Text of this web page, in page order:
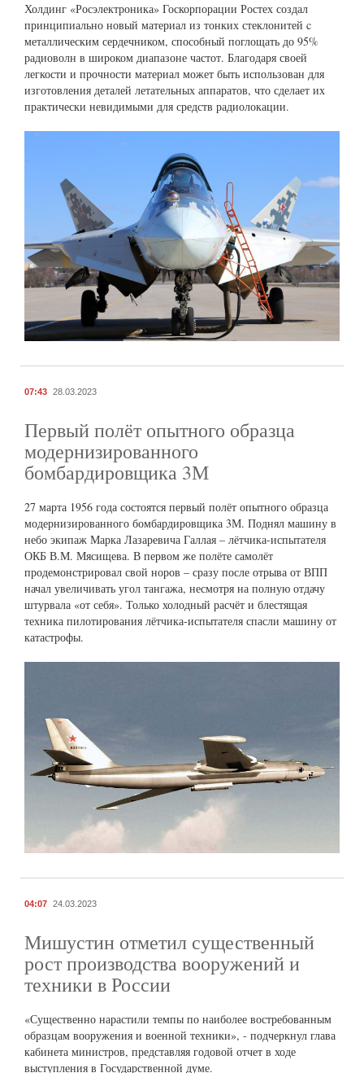
Холдинг «Росэлектроника» Госкорпорации Ростех создал
принципиально новый материал из тонких стеклонитей c
металлическим сердечником, способный поглощать до 95%
радиоволн в широком диапазоне частот. Благодаря своей
легкости и прочности материал может быть использован для
изготовления деталей летательных аппаратов, что сделает их
практически невидимыми для средств радиолокации.
07:43 28.03.2023
Первый полёт опытного образца
модернизированного
бомбардировщика 3М
27 марта 1956 года состоятся первый полёт опытного образца
модернизированного бомбардировщика 3М. Поднял машину в
небо экипаж Марка Лазаревича Галлая – лётчика-испытателя
ОКБ В.М. Мясищева. В первом же полёте самолёт
продемонстрировал свой норов – сразу после отрыва от ВПП
начал увеличивать угол тангажа, несмотря на полную отдачу
штурвала «от себя». Только холодный расчёт и блестящая
техника пилотирования лётчика-испытателя спасли машину от
катастрофы.
04:07 24.03.2023
Мишустин отметил существенный
рост производства вооружений и
техники в России
«Существенно нарастили темпы по наиболее востребованным
образцам вооружения и военной техники», - подчеркнул глава
кабинета министров, представляя годовой отчет в ходе
выступления в Государственной думе.